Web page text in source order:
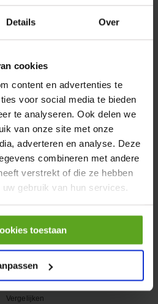
Details Over
cookies
content en advertenties te
voor social media te bieden
te analyseren. Ook delen we
van onze site met onze
adverteren en analyse. Deze
combineren met andere
verstrekt of die ze hebben
gebruik van hun services.
toestaan
BTW
−
Vergelijken
2-traps Ø
107mm slag 895mm met
TC4626F
Di Natale-Bertelli
EA
Vergelijken